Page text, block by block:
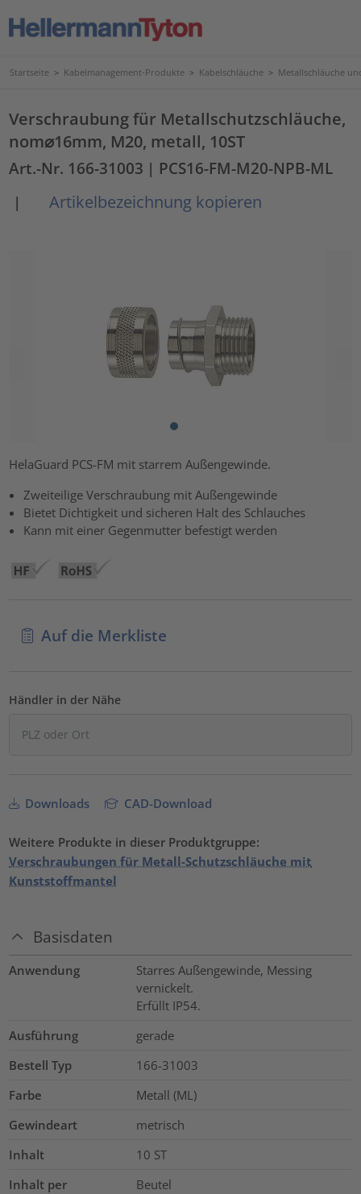
Startseite > Kabelmanagement-Produkte > Kabelschläuche > Metallschläuche
Verschraubung für Metallschutzschläuche,
nom⌀16mm, M20, metall, 10ST
Art.-Nr. 166-31003 | PCS16-FM-M20-NPB-ML
|
Artikelbezeichnung kopieren
HelaGuard PCS-FM mit starrem Außengewinde.
Zweiteilige Verschraubung mit Außengewinde
Bietet Dichtigkeit und sicheren Halt des Schlauches
Kann mit einer Gegenmutter befestigt werden
Auf die Merkliste
Händler in der Nähe
Downloads CAD-Download
Weitere Produkte in dieser Produktgruppe:
Verschraubungen für Metall-Schutzschläuche mit
Kunststoffmantel
Basisdaten
Anwendung
Starres Außengewinde, Messing
vernickelt.
Erfüllt IP54.
Ausführung
gerade
Bestell Typ
166-31003
Farbe
Metall (ML)
Gewindeart
metrisch
Inhalt
10 ST
Inhalt per
Beutel